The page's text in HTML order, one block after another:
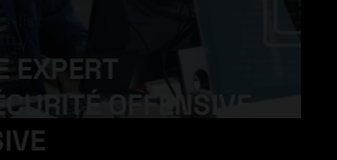
EXPERT
OFFENSIVE